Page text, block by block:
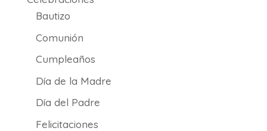
Bautizo
Comunión
Cumpleaños
Día de la Madre
Día del Padre
Felicitaciones